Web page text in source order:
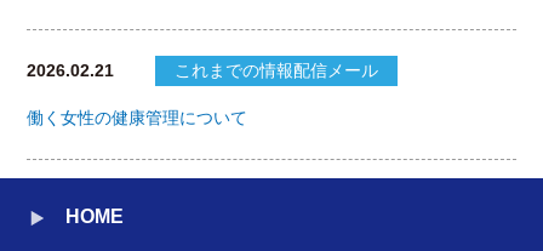
2026.02.21 これまでの情報配信メール
働く女性の健康管理について
HOME